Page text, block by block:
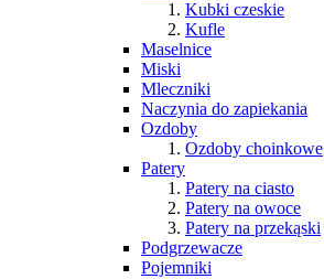
Kubki czeskie
Kufle
Maselnice
Miski
Mleczniki
Naczynia do zapiekania
Ozdoby
Ozdoby choinkowe
Patery
Patery na ciasto
Patery na owoce
Patery na przekąski
Podgrzewacze
Pojemniki